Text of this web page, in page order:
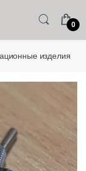
0
изделия